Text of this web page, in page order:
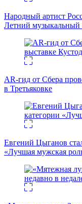
Народный артист
Летний музыкальный
AR-гид от Сбера
в Третьяковке
Евгений Цыганов
«Лучшая мужская